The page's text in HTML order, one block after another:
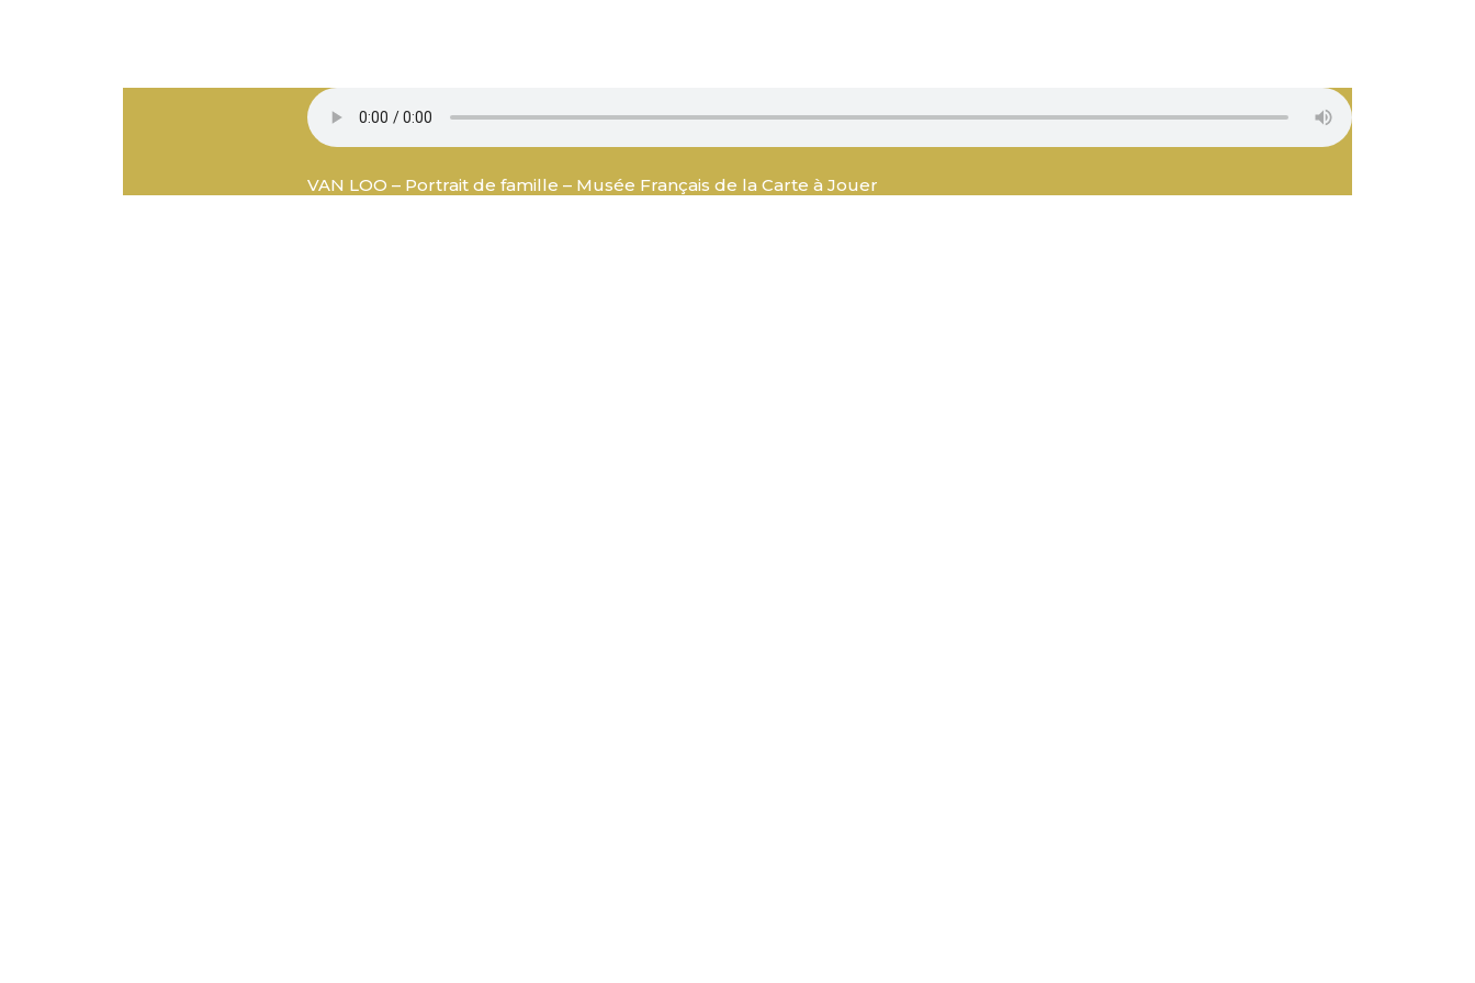
VAN LOO – Portrait de famille – Musée Français de la Carte à Jouer